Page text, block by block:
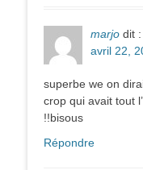
marjo dit :
avril 22,
superbe we on
crop qui avait tout
!!bisous
Répondre